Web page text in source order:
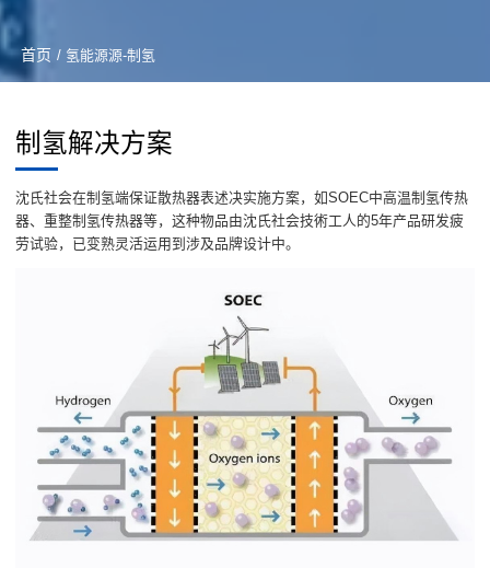
首页 / 氢能源源-制氢
制氢解决方案
沈氏社会在制氢端保证散热器表述决实施方案，如SOEC中高温制氢传热
器、重整制氢传热器等，这种物品由沈氏社会技術工人的5年产品研发疲
劳试验，已变熟灵活运用到涉及品牌设计中。